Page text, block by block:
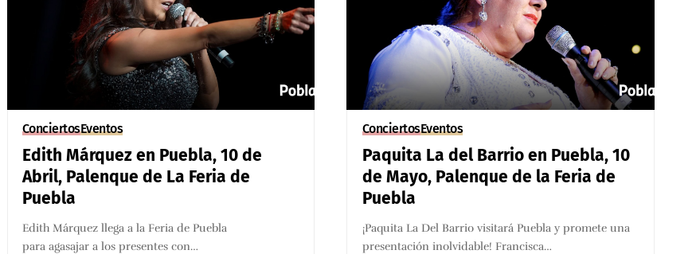
ConciertosEventos
Edith Márquez en Puebla, 10 de
Abril, Palenque de La Feria de
Puebla
Edith Márquez llega a la Feria de Puebla
para agasajar a los presentes con…
ConciertosEventos
Paquita La del Barrio en Puebla, 10
de Mayo, Palenque de la Feria de
Puebla
¡Paquita La Del Barrio visitará Puebla y promete una
presentación inolvidable! Francisca…